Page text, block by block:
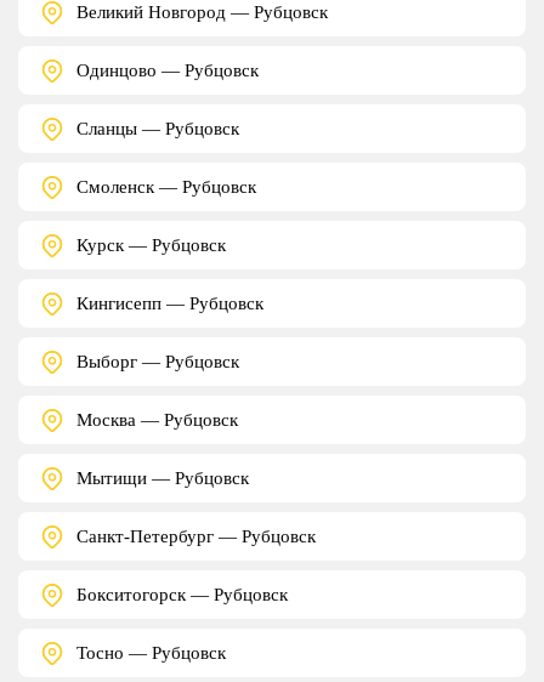
Великий Новгород — Рубцовск
Одинцово — Рубцовск
Сланцы — Рубцовск
Смоленск — Рубцовск
Курск — Рубцовск
Кингисепп — Рубцовск
Выборг — Рубцовск
Москва — Рубцовск
Мытищи — Рубцовск
Санкт-Петербург — Рубцовск
Бокситогорск — Рубцовск
Тосно — Рубцовск